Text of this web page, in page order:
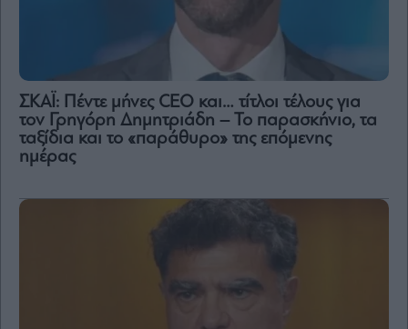
ΣΚΑΪ: Πέντε μήνες CEO και… τίτλοι τέλους για
τον Γρηγόρη Δημητριάδη – Το παρασκήνιο, τα
ταξίδια και το «παράθυρο» της επόμενης
ημέρας